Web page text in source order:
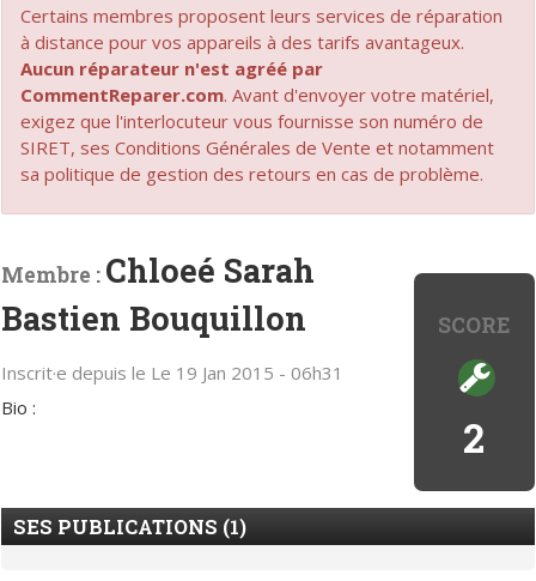
Certains membres proposent leurs services de réparation
à distance pour vos appareils à des tarifs avantageux.
Aucun réparateur n'est agréé par
CommentReparer.com. Avant d'envoyer votre matériel,
exigez que l'interlocuteur vous fournisse son numéro de
SIRET, ses Conditions Générales de Vente et notamment
sa politique de gestion des retours en cas de problème.
SCORE
2
Membre : Chloeé Sarah
Bastien Bouquillon
Inscrit·e depuis le Le 19 Jan 2015 - 06h31
Bio :
SES PUBLICATIONS (1)